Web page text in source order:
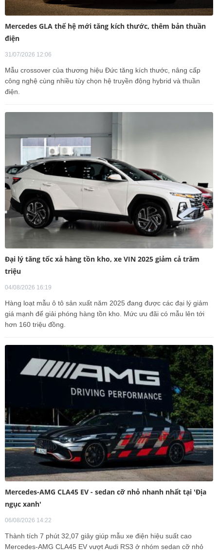
Mercedes GLA thế hệ mới tăng kích thước, thêm bản thuần
điện
31/07/2026 12:06
Mẫu crossover của thương hiệu Đức tăng kích thước, nâng cấp
công nghệ cùng nhiều tùy chọn hệ truyền động hybrid và thuần
điện.
Đại lý tăng tốc xả hàng tồn kho, xe VIN 2025 giảm cả trăm
triệu
04/08/2026 16:19
Hàng loạt mẫu ô tô sản xuất năm 2025 đang được các đại lý giảm
giá mạnh để giải phóng hàng tồn kho. Mức ưu đãi có mẫu lên tới
hơn 160 triệu đồng.
Mercedes-AMG CLA45 EV - sedan cỡ nhỏ nhanh nhất tại 'Địa
ngục xanh'
06/08/2026 14:22
Thành tích 7 phút 32,07 giây giúp mẫu xe điện hiệu suất cao
Mercedes-AMG CLA45 EV vượt Audi RS3 ở nhóm sedan cỡ nhỏ